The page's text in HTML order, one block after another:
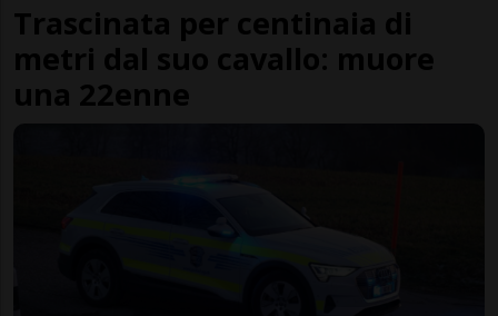
Trascinata per centinaia di
metri dal suo cavallo: muore
una 22enne